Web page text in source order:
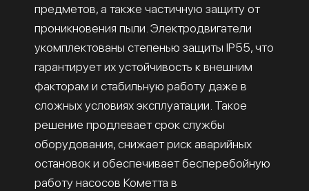
предметов, а также частичную защиту от
проникновения пыли. Электродвигатели
укомплектованы степенью защиты IP55, что
гарантирует их устойчивость к внешним
факторам и стабильную работу даже в
сложных условиях эксплуатации. Такое
решение продлевает срок службы
оборудования, снижает риск аварийных
остановок и обеспечивает бесперебойную
работу насосов Кометта в